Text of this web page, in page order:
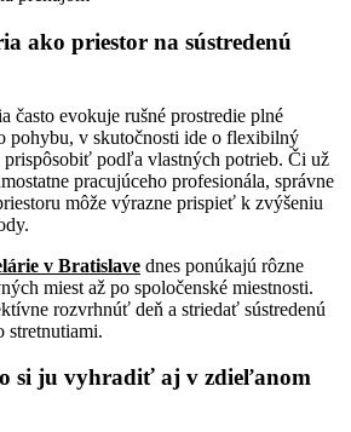
ako priestor na sústredenú
často evokuje rušné prostredie plné
pohybu, v skutočnosti ide o flexibilný
prispôsobiť podľa vlastných potrieb. Či už
pracujúceho profesionála, správne
môže výrazne prispieť k zvýšeniu
v Bratislave dnes ponúkajú rôzne
miest až po spoločenské miestnosti.
rozvrhnúť deň a striedať sústredenú
stretnutiami.
si ju vyhradiť aj v zdieľanom